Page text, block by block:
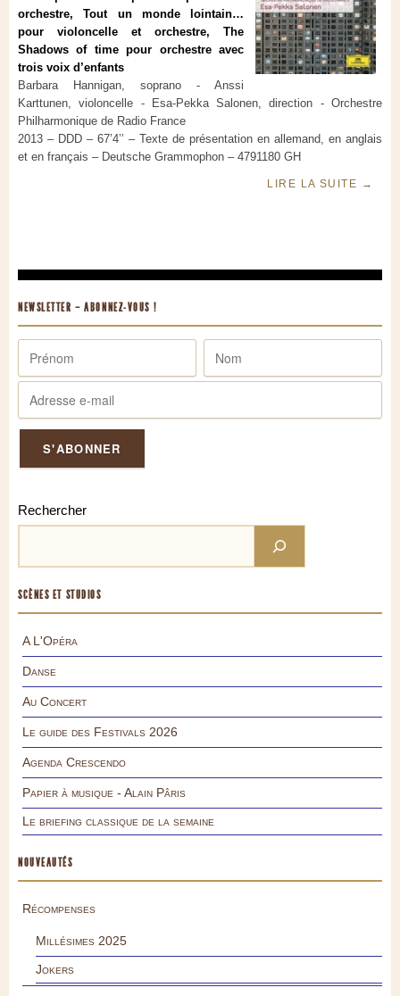
orchestre, Tout un monde lointain…
pour violoncelle et orchestre, The
Shadows of time pour orchestre avec
trois voix d’enfants
Barbara Hannigan, soprano - Anssi
Karttunen, violoncelle - Esa-Pekka Salonen, direction - Orchestre
Philharmonique de Radio France
2013 – DDD – 67’4’’ – Texte de présentation en allemand, en anglais
et en français – Deutsche Grammophon – 4791180 GH
LIRE LA SUITE →
NEWSLETTER – ABONNEZ-VOUS !
Rechercher
SCÈNES ET STUDIOS
A L'Opéra
Danse
Au Concert
Le guide des Festivals 2026
Agenda Crescendo
Papier à musique - Alain Pâris
Le briefing classique de la semaine
NOUVEAUTÉS
Récompenses
Millésimes 2025
Jokers